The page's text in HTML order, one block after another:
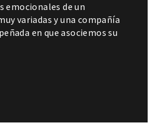
emocionales de un
variadas y una compañía
en que asociemos su